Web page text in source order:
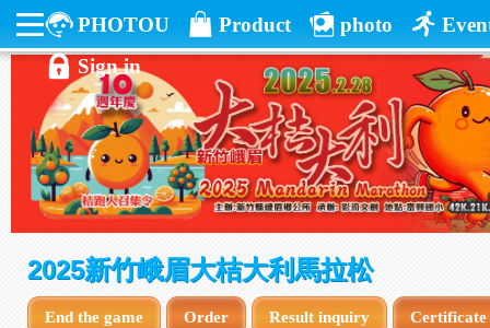
PHOTOU Product photo
Sign in
2025新竹峨眉大桔大利馬拉松
End the game Order Result inquiry Certificate